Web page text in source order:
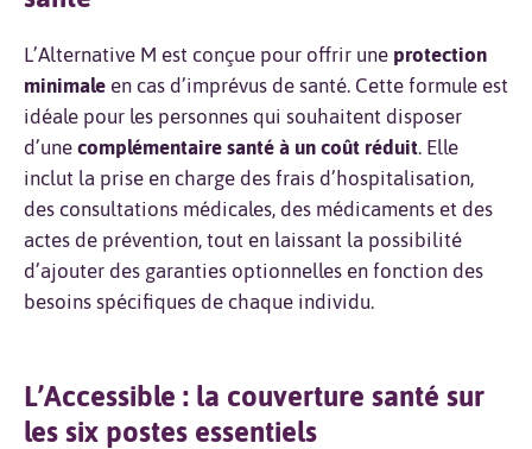
L’Alternative M est conçue pour offrir une protection
minimale en cas d’imprévus de santé. Cette formule est
idéale pour les personnes qui souhaitent disposer
d’une complémentaire santé à un coût réduit. Elle
inclut la prise en charge des frais d’hospitalisation,
des consultations médicales, des médicaments et des
actes de prévention, tout en laissant la possibilité
d’ajouter des garanties optionnelles en fonction des
besoins spécifiques de chaque individu.
L’Accessible : la couverture santé sur
les six postes essentiels